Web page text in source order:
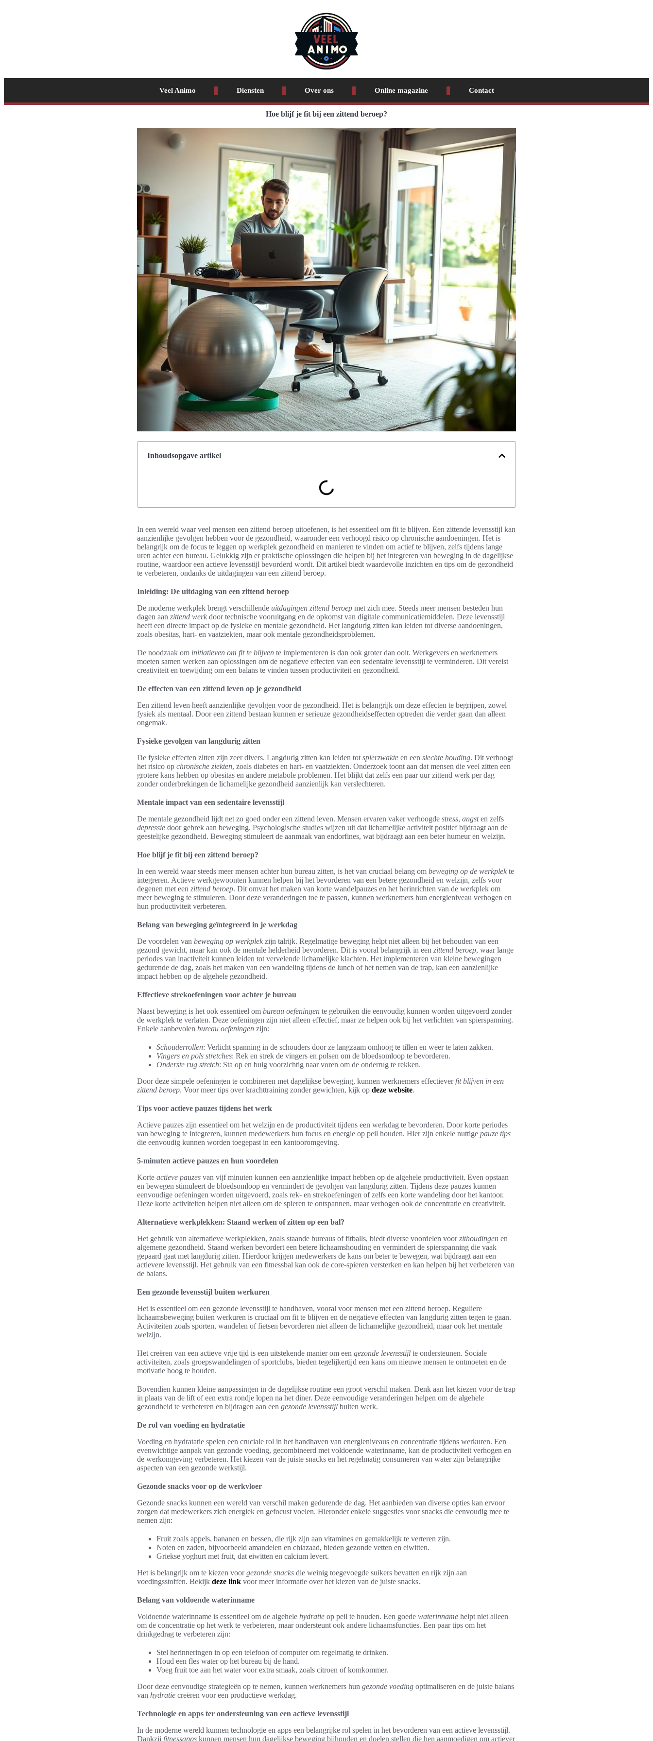
Veel Animo Diensten Over ons Online magazine Contact
Hoe blijf je fit bij een zittend beroep?
Inhoudsopgave artikel
In een wereld waar veel mensen een zittend beroep uitoefenen, is het essentieel om fit te blijven. Een zittende levensstijl kan
aanzienlijke gevolgen hebben voor de gezondheid, waaronder een verhoogd risico op chronische aandoeningen. Het is
belangrijk om de focus te leggen op werkplek gezondheid en manieren te vinden om actief te blijven, zelfs tijdens lange
uren achter een bureau. Gelukkig zijn er praktische oplossingen die helpen bij het integreren van beweging in de dagelijkse
routine, waardoor een actieve levensstijl bevorderd wordt. Dit artikel biedt waardevolle inzichten en tips om de gezondheid
te verbeteren, ondanks de uitdagingen van een zittend beroep.
Inleiding: De uitdaging van een zittend beroep
De moderne werkplek brengt verschillende uitdagingen zittend beroep met zich mee. Steeds meer mensen besteden hun
dagen aan zittend werk door technische vooruitgang en de opkomst van digitale communicatiemiddelen. Deze levensstijl
heeft een directe impact op de fysieke en mentale gezondheid. Het langdurig zitten kan leiden tot diverse aandoeningen,
zoals obesitas, hart- en vaatziekten, maar ook mentale gezondheidsproblemen.
De noodzaak om initiatieven om fit te blijven te implementeren is dan ook groter dan ooit. Werkgevers en werknemers
moeten samen werken aan oplossingen om de negatieve effecten van een sedentaire levensstijl te verminderen. Dit vereist
creativiteit en toewijding om een balans te vinden tussen productiviteit en gezondheid.
De effecten van een zittend leven op je gezondheid
Een zittend leven heeft aanzienlijke gevolgen voor de gezondheid. Het is belangrijk om deze effecten te begrijpen, zowel
fysiek als mentaal. Door een zittend bestaan kunnen er serieuze gezondheidseffecten optreden die verder gaan dan alleen
ongemak.
Fysieke gevolgen van langdurig zitten
De fysieke effecten zitten zijn zeer divers. Langdurig zitten kan leiden tot spierzwakte en een slechte houding. Dit verhoogt
het risico op chronische ziekten, zoals diabetes en hart- en vaatziekten. Onderzoek toont aan dat mensen die veel zitten een
grotere kans hebben op obesitas en andere metabole problemen. Het blijkt dat zelfs een paar uur zittend werk per dag
zonder onderbrekingen de lichamelijke gezondheid aanzienlijk kan verslechteren.
Mentale impact van een sedentaire levensstijl
De mentale gezondheid lijdt net zo goed onder een zittend leven. Mensen ervaren vaker verhoogde stress, angsten zelfs
depressie door gebrek aan beweging. Psychologische studies wijzen uit dat lichamelijke activiteit positief bijdraagt aan de
geestelijke gezondheid. Beweging stimuleert de aanmaak van endorfines, wat bijdraagt aan een beter humeur en welzijn.
Hoe blijf je fit bij een zittend beroep?
In een wereld waar steeds meer mensen achter hun bureau zitten, is het van cruciaal belang om beweging op de werkplek te
integreren. Actieve werkgewoonten kunnen helpen bij het bevorderen van een betere gezondheid en welzijn, zelfs voor
degenen met een zittend beroep. Dit omvat het maken van korte wandelpauzes en het herinrichten van de werkplek om
meer beweging te stimuleren. Door deze veranderingen toe te passen, kunnen werknemers hun energieniveau verhogen en
hun productiviteit verbeteren.
Belang van beweging geïntegreerd in je werkdag
De voordelen van beweging op werkplek zijn talrijk. Regelmatige beweging helpt niet alleen bij het behouden van een
gezond gewicht, maar kan ook de mentale helderheid bevorderen. Dit is vooral belangrijk in een zittend beroep, waar lange
periodes van inactiviteit kunnen leiden tot vervelende lichamelijke klachten. Het implementeren van kleine bewegingen
gedurende de dag, zoals het maken van een wandeling tijdens de lunch of het nemen van de trap, kan een aanzienlijke
impact hebben op de algehele gezondheid.
Effectieve strekoefeningen voor achter je bureau
Naast beweging is het ook essentieel om bureau oefeningen te gebruiken die eenvoudig kunnen worden uitgevoerd zonder
de werkplek te verlaten. Deze oefeningen zijn niet alleen effectief, maar ze helpen ook bij het verlichten van spierspanning.
Enkele aanbevolen bureau oefeningen zijn:
Schouderrollen: Verlicht spanning in de schouders door ze langzaam omhoog te tillen en weer te laten zakken.
Vingers en pols stretches: Rek en strek de vingers en polsen om de bloedsomloop te bevorderen.
Onderste rug stretch: Sta op en buig voorzichtig naar voren om de onderrug te rekken.
Door deze simpele oefeningen te combineren met dagelijkse beweging, kunnen werknemers effectiever fit blijven in een
zittend beroep. Voor meer tips over krachttraining zonder gewichten, kijk op deze website.
Tips voor actieve pauzes tijdens het werk
Actieve pauzes zijn essentieel om het welzijn en de productiviteit tijdens een werkdag te bevorderen. Door korte periodes
van beweging te integreren, kunnen medewerkers hun focus en energie op peil houden. Hier zijn enkele nuttige pauze tips
die eenvoudig kunnen worden toegepast in een kantooromgeving.
5-minuten actieve pauzes en hun voordelen
Korte actieve pauzes van vijf minuten kunnen een aanzienlijke impact hebben op de algehele productiviteit. Even opstaan
en bewegen stimuleert de bloedsomloop en vermindert de gevolgen van langdurig zitten. Tijdens deze pauzes kunnen
eenvoudige oefeningen worden uitgevoerd, zoals rek- en strekoefeningen of zelfs een korte wandeling door het kantoor.
Deze korte activiteiten helpen niet alleen om de spieren te ontspannen, maar verhogen ook de concentratie en creativiteit.
Alternatieve werkplekken: Staand werken of zitten op een bal?
Het gebruik van alternatieve werkplekken, zoals staande bureaus of fitballs, biedt diverse voordelen voorzithoudingen en
algemene gezondheid. Staand werken bevordert een betere lichaamshouding en vermindert de spierspanning die vaak
gepaard gaat met langdurig zitten. Hierdoor krijgen medewerkers de kans om beter te bewegen, wat bijdraagt aan een
actievere levensstijl. Het gebruik van een fitnessbal kan ook de core-spieren versterken en kan helpen bij het verbeteren van
de balans.
Een gezonde levensstijl buiten werkuren
Het is essentieel om een gezonde levensstijl te handhaven, vooral voor mensen met een zittend beroep. Reguliere
lichaamsbeweging buiten werkuren is cruciaal om fit te blijven en de negatieve effecten van langdurig zitten tegen te gaan.
Activiteiten zoals sporten, wandelen of fietsen bevorderen niet alleen de lichamelijke gezondheid, maar ook het mentale
welzijn.
Het creëren van een actieve vrije tijd is een uitstekende manier om een gezonde levensstijl te ondersteunen. Sociale
activiteiten, zoals groepswandelingen of sportclubs, bieden tegelijkertijd een kans om nieuwe mensen te ontmoeten en de
motivatie hoog te houden.
Bovendien kunnen kleine aanpassingen in de dagelijkse routine een groot verschil maken. Denk aan het kiezen voor de trap
in plaats van de lift of een extra rondje lopen na het diner. Deze eenvoudige veranderingen helpen om de algehele
gezondheid te verbeteren en bijdragen aan een gezonde levensstijl buiten werk.
De rol van voeding en hydratatie
Voeding en hydratatie spelen een cruciale rol in het handhaven van energieniveaus en concentratie tijdens werkuren. Een
evenwichtige aanpak van gezonde voeding, gecombineerd met voldoende waterinname, kan de productiviteit verhogen en
de werkomgeving verbeteren. Het kiezen van de juiste snacks en het regelmatig consumeren van water zijn belangrijke
aspecten van een gezonde werkstijl.
Gezonde snacks voor op de werkvloer
Gezonde snacks kunnen een wereld van verschil maken gedurende de dag. Het aanbieden van diverse opties kan ervoor
zorgen dat medewerkers zich energiek en gefocust voelen. Hieronder enkele suggesties voor snacks die eenvoudig mee te
nemen zijn:
Fruit zoals appels, bananen en bessen, die rijk zijn aan vitamines en gemakkelijk te verteren zijn.
Noten en zaden, bijvoorbeeld amandelen en chiazaad, bieden gezonde vetten en eiwitten.
Griekse yoghurt met fruit, dat eiwitten en calcium levert.
Het is belangrijk om te kiezen voorgezonde snacks die weinig toegevoegde suikers bevatten en rijk zijn aan
voedingsstoffen. Bekijk deze link voor meer informatie over het kiezen van de juiste snacks.
Belang van voldoende waterinname
Voldoende waterinname is essentieel om de algehele hydratie op peil te houden. Een goede waterinname helpt niet alleen
om de concentratie op het werk te verbeteren, maar ondersteunt ook andere lichaamsfuncties. Een paar tips om het
drinkgedrag te verbeteren zijn:
Stel herinneringen in op een telefoon of computer om regelmatig te drinken.
Houd een fles water op het bureau bij de hand.
Voeg fruit toe aan het water voor extra smaak, zoals citroen of komkommer.
Door deze eenvoudige strategieën op te nemen, kunnen werknemers hun gezonde voeding optimaliseren en de juiste balans
van hydratie creëren voor een productieve werkdag.
Technologie en apps ter ondersteuning van een actieve levensstijl
In de moderne wereld kunnen technologie en apps een belangrijke rol spelen in het bevorderen van een actieve levensstijl.
Dankzij fitnessapps kunnen mensen hun dagelijkse beweging bijhouden en doelen stellen die hen aanmoedigen om actiever